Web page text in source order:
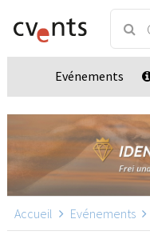
Evénements
Accueil Evénements